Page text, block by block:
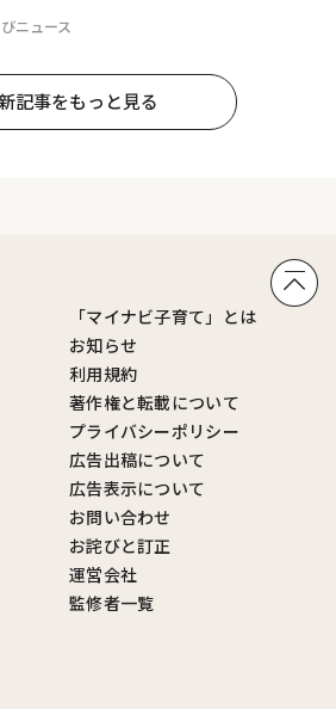
ニュース
記事をもっと見る
「マイナビ子育て」とは
お知らせ
利用規約
著作権と転載について
プライバシーポリシー
広告出稿について
広告表示について
お問い合わせ
お詫びと訂正
運営会社
監修者一覧